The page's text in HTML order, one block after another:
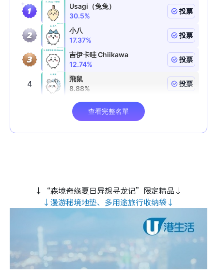
↓“森境奇缘夏日异想寻龙记”限定精品↓
↓漫游秘境地垫、多用途旅行收纳袋↓